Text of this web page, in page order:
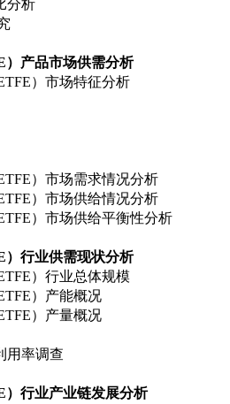
析
产品市场供需分析
）市场特征分析
）市场需求情况分析
）市场供给情况分析
）市场供给平衡性分析
行业供需现状分析
）行业总体规模
）产能概况
）产量概况
率调查
行业产业链发展分析